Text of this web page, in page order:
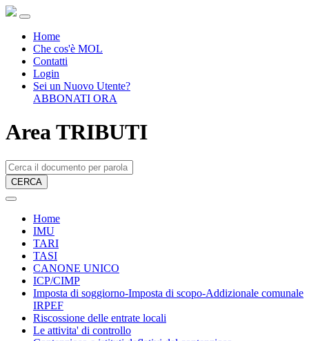
Home
Che cos'è MOL
Contatti
Login
Sei un Nuovo Utente?
ABBONATI ORA
Area TRIBUTI
CERCA
Home
IMU
TARI
TASI
CANONE UNICO
ICP/CIMP
Imposta di soggiorno-Imposta di scopo-Addizionale comunale
IRPEF
Riscossione delle entrate locali
Le attivita' di controllo